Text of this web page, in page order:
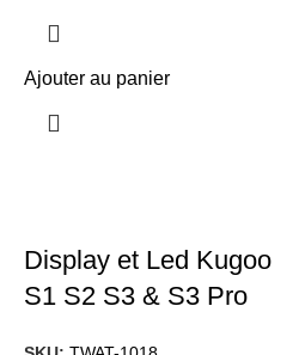
Ajouter au panier
Display et Led Kugoo
S1 S2 S3 & S3 Pro